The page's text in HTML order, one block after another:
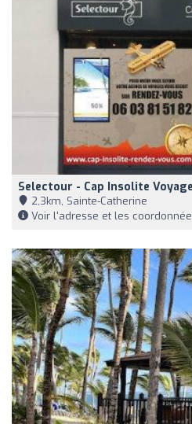
Selectour - Cap Insolite
2,3km, Sainte-Catherine
Voir l'adresse et les